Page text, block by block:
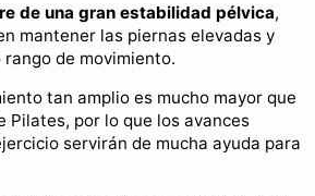
de una gran estabilidad pélvica,
mantener las piernas elevadas y
de movimiento.
tan amplio es mucho mayor que
Pilates, por lo que los avances
servirán de mucha ayuda para